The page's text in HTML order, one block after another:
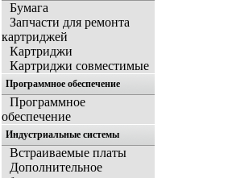
Бумага
Запчасти для ремонта
картриджей
Картриджи
Картриджи совместимые
Программное обеспечение
Программное
обеспечение
Индустриальные системы
Встраиваемые платы
Дополнительное